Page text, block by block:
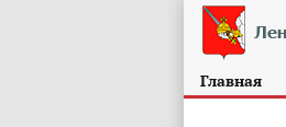
Главная